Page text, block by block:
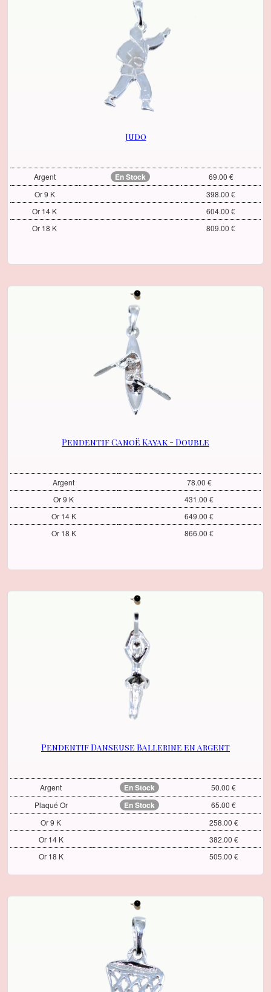
Judo
Argent En Stock
69.00 €
Or 9 K
398.00 €
Or 14 K
604.00 €
Or 18 K
809.00 €
Pendentif Canoë Kayak - Double
Argent
78.00 €
Or 9 K
431.00 €
Or 14 K
649.00 €
Or 18 K
866.00 €
Pendentif Danseuse Ballerine en argent
Argent En Stock
50.00 €
Plaqué Or
En Stock
65.00 €
Or 9 K
258.00 €
Or 14 K
382.00 €
Or 18 K
505.00 €